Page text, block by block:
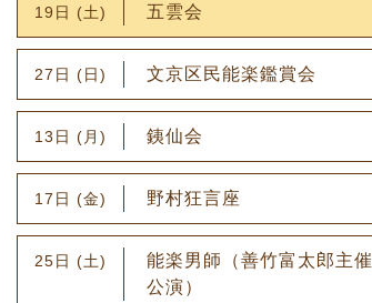
19日 (土) 五雲会
27日 (日) 文京区民能楽鑑賞会
13日 (月) 銕仙会
17日 (金) 野村狂言座
25日 (土)
能楽男師（善竹富太郎主催
公演）